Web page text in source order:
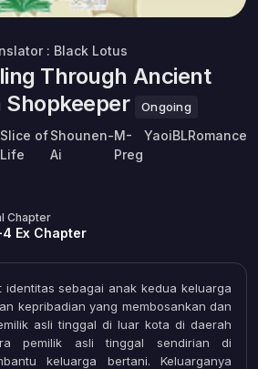
: Black Lotus
Through Ancient
Shopkeeper
Ongoing
Slice of
Life
Shounen-
Ai
M-
Preg
YaoiBLRomance
Chapter
Ex Chapter
identitas sebagai anak kedua keluarga
kepribadian yang membosankan dan
asli tinggal di luar kota di daerah
pemilik asli tinggal sendirian di
keluarga bertani. Keluarganya